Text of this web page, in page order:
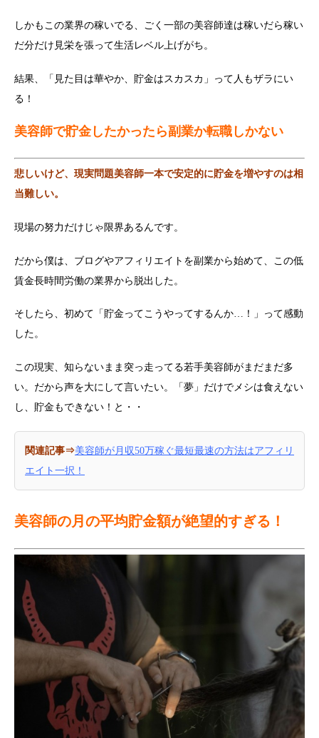
しかもこの業界の稼いでる、ごく一部の美容師達は稼いだら稼い
だ分だけ見栄を張って生活レベル上げがち。
結果、「見た目は華やか、貯金はスカスカ」って人もザラにい
る！
美容師で貯金したかったら副業か転職しかない
悲しいけど、現実問題美容師一本で安定的に貯金を増やすのは相
当難しい。
現場の努力だけじゃ限界あるんです。
だから僕は、ブログやアフィリエイトを副業から始めて、この低
賃金長時間労働の業界から脱出した。
そしたら、初めて「貯金ってこうやってするんか…！」って感動
した。
この現実、知らないまま突っ走ってる若手美容師がまだまだ多
い。だから声を大にして言いたい。「夢」だけでメシは食えない
し、貯金もできない！と・・
関連記事⇒美容師が月収50万稼ぐ最短最速の方法はアフィリ
エイト一択！
美容師の月の平均貯金額が絶望的すぎる！